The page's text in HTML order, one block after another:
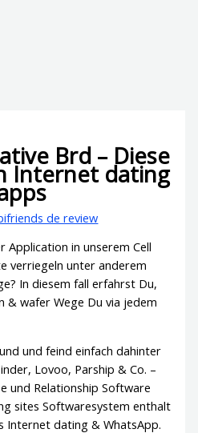
Brd – Diese
Internet dating
de review
in unserem Cell
verriegeln unter anderem
In diesem fall erfahrst Du,
& wafer Wege Du via jedem
und feind einfach dahinter
Lovoo, Parship & Co. –
und Relationship Software
sites Softwaresystem enthalt
Internet dating & WhatsApp.